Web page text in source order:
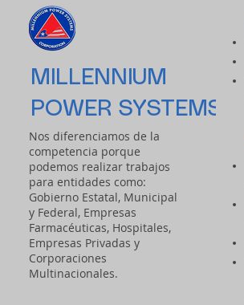
MILLENNIUM
POWER SYSTEMS
Nos diferenciamos de la
competencia porque
podemos realizar trabajos
para entidades como:
Gobierno Estatal, Municipal
y Federal, Empresas
Farmacéuticas, Hospitales,
Empresas Privadas y
Corporaciones
Multinacionales.